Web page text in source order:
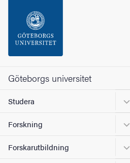
Sidfoten
Om webbplatsen
Göteborgs universitet
Studera
Forskning
Forskarutbildning